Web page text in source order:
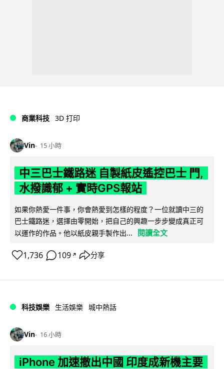
商業科技 3D 打印
Vin 15 小時
中三巴士鐵路迷 自製紙皮遙控巴士 門,
水撥識郁 + 實時GPS報站
如果你熱愛一件事，你會熱愛到怎樣的程度？一位就讀中三的
巴士鐵路迷，選擇由零開始，把自己的興趣一步步變成真正可
以運作的作品。他以紙皮親手製作出...
閱讀全文
1,736 109 ↗ 分享
科技娛樂 生活娛樂 城中熱話
Vin 16 小時
iPhone 加速撤出中國 印度成新機主要